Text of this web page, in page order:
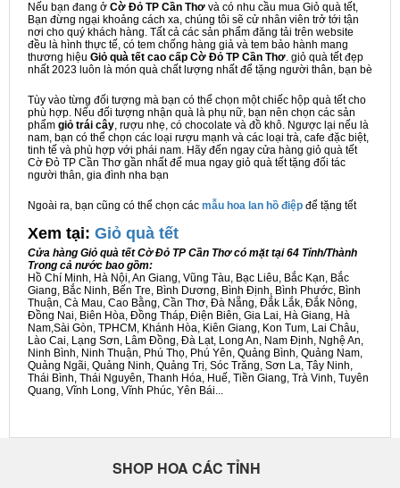
Nếu bạn đang ở Cờ Đỏ TP Cần Thơ và có nhu cầu mua Giỏ quà tết,
Bạn đừng ngại khoảng cách xa, chúng tôi sẽ cử nhân viên trở tới tận
nơi cho quý khách hàng. Tất cả các sản phẩm đăng tải trên website
đều là hình thực tế, có tem chống hàng giả và tem bảo hành mang
thương hiệu Giỏ quà tết cao cấp Cờ Đỏ TP Cần Thơ. giỏ quà tết đẹp
nhất 2023 luôn là món quà chất lượng nhất để tặng người thân, bạn bè
Tùy vào từng đối tượng mà bạn có thể chọn một chiếc hộp quà tết cho
phù hợp. Nếu đối tượng nhận quà là phụ nữ, bạn nên chọn các sản
phẩm giỏ trái cây, rượu nhẹ, có chocolate và đồ khô. Ngược lại nếu là
nam, bạn có thể chọn các loại rượu mạnh và các loại trà, cafe đặc biệt,
tinh tế và phù hợp với phái nam. Hãy đến ngay cửa hàng giỏ quà tết
Cờ Đỏ TP Cần Thơ gần nhất để mua ngay giỏ quà tết tặng đối tác
người thân, gia đình nha bạn
Ngoài ra, bạn cũng có thể chọn các mẫu hoa lan hồ điệp để tặng tết
Xem tại: Giỏ quà tết
Cửa hàng Giỏ quà tết Cờ Đỏ TP Cần Thơ có mặt tại 64 Tỉnh/Thành
Trong cả nước bao gồm:
Hồ Chí Minh, Hà Nội, An Giang, Vũng Tàu, Bạc Liêu, Bắc Kạn, Bắc
Giang, Bắc Ninh, Bến Tre, Bình Dương, Bình Định, Bình Phước, Bình
Thuận, Cà Mau, Cao Bằng, Cần Thơ, Đà Nẵng, Đắk Lắk, Đắk Nông,
Đồng Nai, Biên Hòa, Đồng Tháp, Điện Biên, Gia Lai, Hà Giang, Hà
Nam,Sài Gòn, TPHCM, Khánh Hòa, Kiên Giang, Kon Tum, Lai Châu,
Lào Cai, Lạng Sơn, Lâm Đồng, Đà Lạt, Long An, Nam Định, Nghệ An,
Ninh Bình, Ninh Thuận, Phú Thọ, Phú Yên, Quảng Bình, Quảng Nam,
Quảng Ngãi, Quảng Ninh, Quảng Trị, Sóc Trăng, Sơn La, Tây Ninh,
Thái Bình, Thái Nguyên, Thanh Hóa, Huế, Tiền Giang, Trà Vinh, Tuyên
Quang, Vĩnh Long, Vĩnh Phúc, Yên Bái...
SHOP HOA CÁC TỈNH